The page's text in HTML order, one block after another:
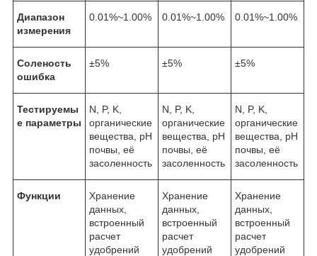
Диапазон
измерения
0.01%~1.00% 0.01%~1.00% 0.01%~1.00%
Соленость
ошибка
±5% ±5% ±5%
Тестируемы
е параметры
N, P, K,
органические
вещества, pH
почвы, её
засоленность
N, P, K,
органические
вещества, pH
почвы, её
засоленность
N, P, K,
органические
вещества, pH
почвы, её
засоленность
Функции
Хранение
данных,
встроенный
расчет
удобрений
Хранение
данных,
встроенный
расчет
удобрений
Хранение
данных,
встроенный
расчет
удобрений